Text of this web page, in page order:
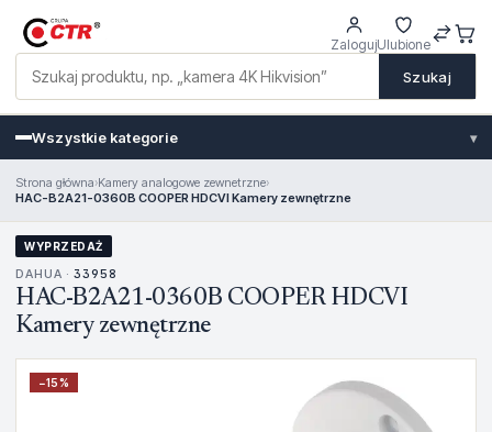
Szukaj
ZalogujUlubione
Wszystkie kategorie ▾
Strona główna›Kamery analogowe zewnetrzne›
HAC-B2A21-0360B COOPER HDCVI Kamery zewnętrzne
WYPRZEDAŻ
DAHUA · 33958
HAC-B2A21-0360B COOPER HDCVI
Kamery zewnętrzne
−15%